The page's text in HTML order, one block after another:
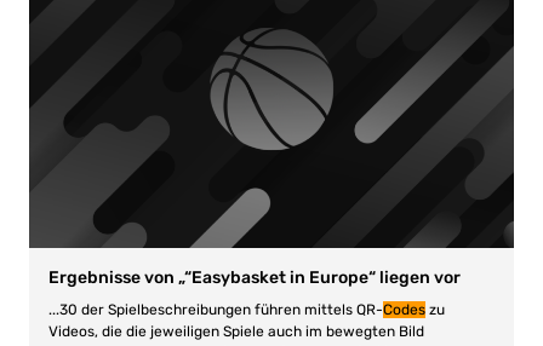
Ergebnisse von „“Easybasket in Europe“ liegen vor
...30 der Spielbeschreibungen führen mittels QR-Codes zu
Videos, die die jeweiligen Spiele auch im bewegten Bild